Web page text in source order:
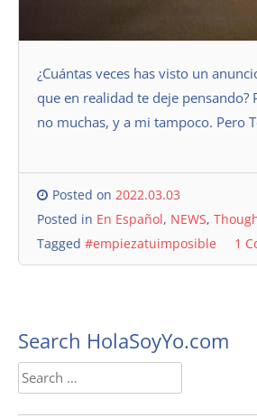
¿Cuántas veces has visto un
que en realidad te deje pensando?
no muchas, y a mi tampoco. Pero
Posted on 2022.03.03
Posted in En Español, NEWS,
Tagged #empiezatuimposible 1
Search HolaSoyYo.com
Search
for: